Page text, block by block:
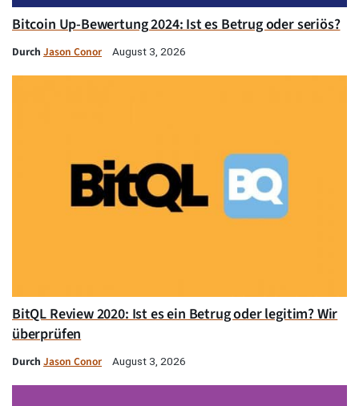
Bitcoin Up-Bewertung 2024: Ist es Betrug oder seriös?
Durch Jason Conor August 3, 2026
BitQL Review 2020: Ist es ein Betrug oder legitim? Wir
überprüfen
Durch Jason Conor August 3, 2026